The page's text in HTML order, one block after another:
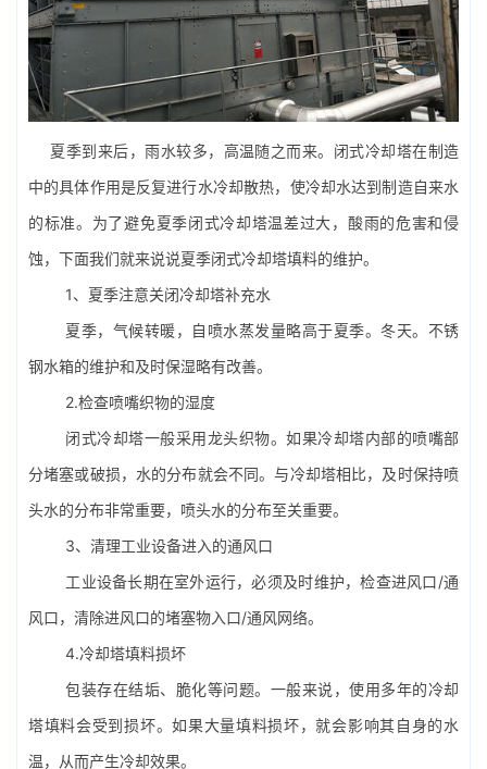
夏季到来后，雨水较多，高温随之而来。闭式冷却塔在制造
中的具体作用是反复进行水冷却散热，使冷却水达到制造自来水
的标准。为了避免夏季闭式冷却塔温差过大，酸雨的危害和侵
蚀，下面我们就来说说夏季闭式冷却塔填料的维护。
1、夏季注意关闭冷却塔补充水
夏季，气候转暖，自喷水蒸发量略高于夏季。冬天。不锈
钢水箱的维护和及时保湿略有改善。
2.检查喷嘴织物的湿度
闭式冷却塔一般采用龙头织物。如果冷却塔内部的喷嘴部
分堵塞或破损，水的分布就会不同。与冷却塔相比，及时保持喷
头水的分布非常重要，喷头水的分布至关重要。
3、清理工业设备进入的通风口
工业设备长期在室外运行，必须及时维护，检查进风口/通
风口，清除进风口的堵塞物入口/通风网络。
4.冷却塔填料损坏
包装存在结垢、脆化等问题。一般来说，使用多年的冷却
塔填料会受到损坏。如果大量填料损坏，就会影响其自身的水
温，从而产生冷却效果。